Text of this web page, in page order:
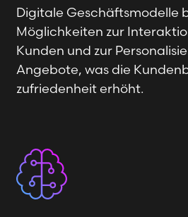
Digitale Geschäftsmodelle
Möglichkeiten zur
Kunden und zur
Angebote, was die
zufriedenheit erhöht.